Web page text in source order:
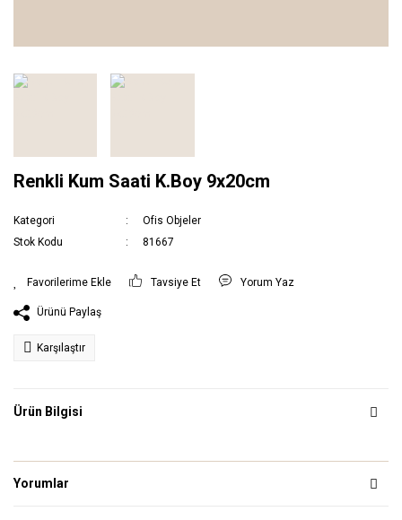
Renkli Kum Saati K.Boy 9x20cm
Kategori
Ofis Objeler
Stok Kodu
81667
Tavsiye Et Yorum Yaz
Ürünü Paylaş
Karşılaştır
Ürün Bilgisi
Yorumlar